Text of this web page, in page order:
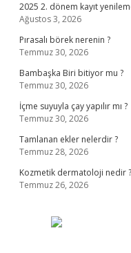
2025 2. dönem kayıt
Ağustos 3, 2026
Pırasalı börek nerenin ?
Temmuz 30, 2026
Bambaşka Biri bitiyor mu ?
Temmuz 30, 2026
İçme suyuyla çay yapılır mı ?
Temmuz 30, 2026
Tamlanan ekler nelerdir ?
Temmuz 28, 2026
Kozmetik dermatoloji nedir ?
Temmuz 26, 2026